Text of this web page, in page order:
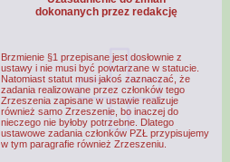
dokonanych przez redakcję
Brzmienie §1 przepisane jest dosłownie z
ustawy i nie musi być powtarzane w statucie.
Natomiast statut musi jakoś zaznaczać, że
zadania realizowane przez członków tego
Zrzeszenia zapisane w ustawie realizuje
również samo Zrzeszenie, bo inaczej do
nieczego nie byłoby potrzebne. Dlatego
ustawowe zadania członków PZŁ przypisujemy
w tym paragrafie również Zrzeszeniu.